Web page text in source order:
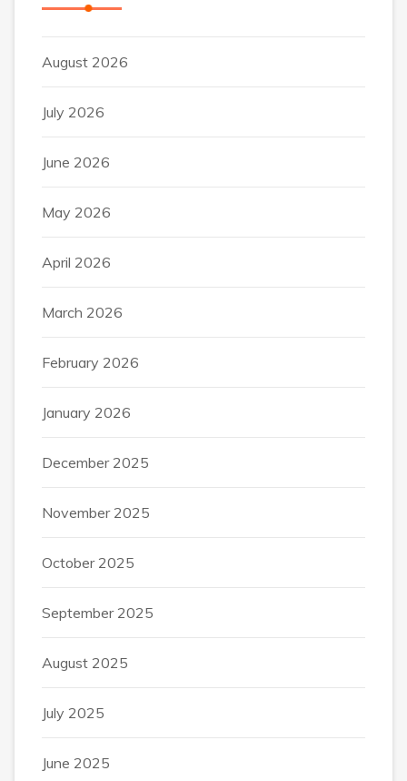
August 2026
July 2026
June 2026
May 2026
April 2026
March 2026
February 2026
January 2026
December 2025
November 2025
October 2025
September 2025
August 2025
July 2025
June 2025